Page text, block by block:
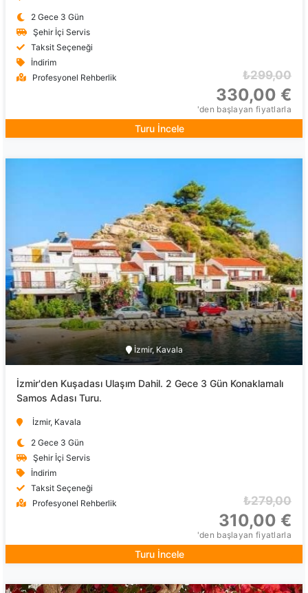
2 Gece 3 Gün
Şehir İçi Servis
Taksit Seçeneği
İndirim
Profesyonel Rehberlik
₺299,00
330,00 €
'den başlayan fiyatlarla
Turu İncele
İzmir, Kavala
İzmir'den Kuşadası Ulaşım Dahil. 2 Gece 3 Gün Konaklamalı
Samos Adası Turu.
İzmir, Kavala
2 Gece 3 Gün
Şehir İçi Servis
İndirim
Taksit Seçeneği
Profesyonel Rehberlik
₺279,00
310,00 €
'den başlayan fiyatlarla
Turu İncele